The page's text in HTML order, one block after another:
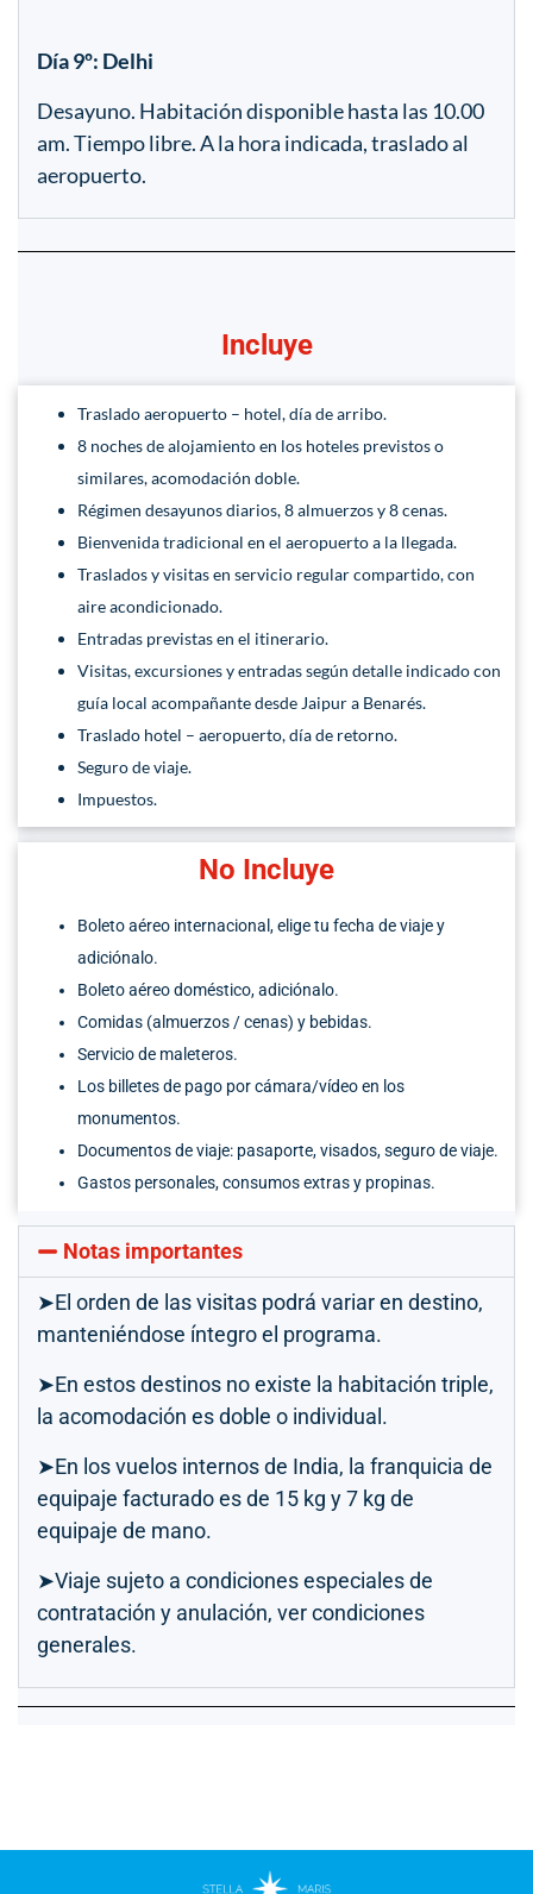
Día 9º: Delhi
Desayuno. Habitación disponible hasta las 10.00
am. Tiempo libre. A la hora indicada, traslado al
aeropuerto.
Incluye
Traslado aeropuerto – hotel, día de arribo.
8 noches de alojamiento en los hoteles previstos o
similares, acomodación doble.
Régimen desayunos diarios, 8 almuerzos y 8 cenas.
Bienvenida tradicional en el aeropuerto a la llegada.
Traslados y visitas en servicio regular compartido, con
aire acondicionado.
Entradas previstas en el itinerario.
Visitas, excursiones y entradas según detalle indicado con
guía local acompañante desde Jaipur a Benarés.
Traslado hotel – aeropuerto, día de retorno.
Seguro de viaje.
Impuestos.
No Incluye
Boleto aéreo internacional , elige tu fecha de viaje y
adiciónalo.
Boleto aéreo doméstico, adiciónalo.
Comidas (almuerzos / cenas) y bebidas.
Servicio de maleteros.
Los billetes de pago porcámara/vídeo en los
monumentos.
Documentos de viaje: pasaporte,visados,segurode viaje.
Gastos personales, consumosextras y propinas.
Notas importantes
➤El orden de las visitas podrá variar en destino,
manteniéndose íntegro el programa.
➤En estos destinos no existe la habitación triple,
la acomodación es doble o individual.
➤En los vuelos internos de India, la franquicia de
equipaje facturado es de 15 kg y 7 kg de
equipaje de mano.
➤Viaje sujeto a condiciones especiales de
contratación y anulación, ver condiciones
generales.